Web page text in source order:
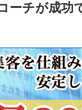
ーチが成功